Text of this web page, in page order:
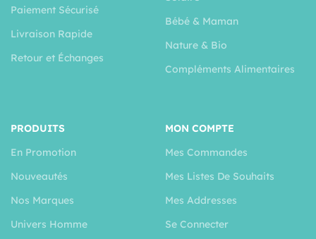
Paiement Sécurisé
Livraison Rapide
Retour et Échanges
Bébé & Maman
Nature & Bio
Compléments Alimentaires
PRODUITS
En Promotion
Nouveautés
Nos Marques
Univers Homme
MON COMPTE
Mes Commandes
Mes Listes De Souhaits
Mes Addresses
Se Connecter